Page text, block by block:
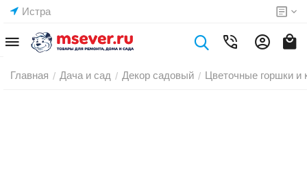
Истра
Главная / Дача и сад / Декор садовый / Цветочные горшки и